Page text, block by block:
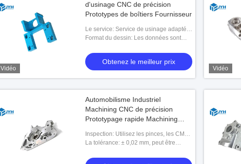
Vidéo
d'usinage CNC de précision
Prototypes de boîtiers Fournisseur
Le service: Service de usinage adapté
aux besoins du client d'OEM \
Format du dessin: Les données sont
Obtenez le meilleur prix
Vidéo
Automobilisme Industriel
Machining CNC de précision
Prototypage rapide Machining
Inspection: Utilisez les pinces, les CMM,
le projecteur, etc.
La tolérance: ± 0,02 mm, peut être